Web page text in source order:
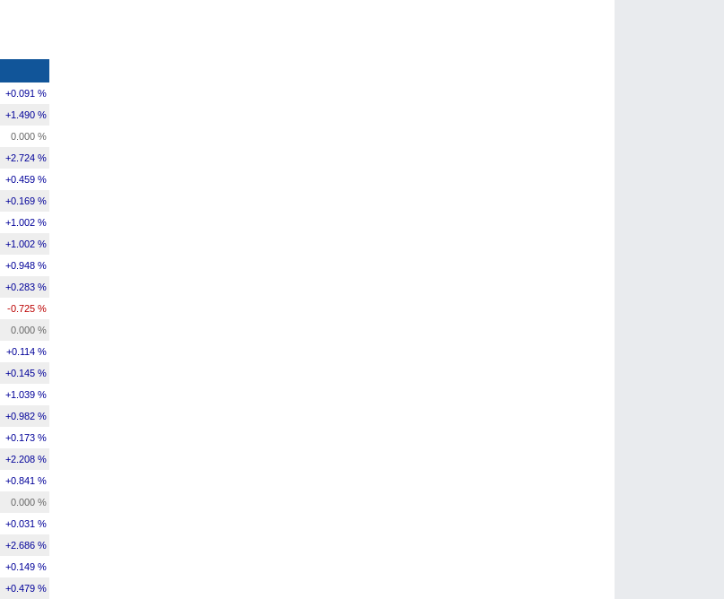
+0.091 %
+1.490 %
0.000 %
+2.724 %
+0.459 %
+0.169 %
+1.002 %
+1.002 %
+0.948 %
+0.283 %
-0.725 %
0.000 %
+0.114 %
+0.145 %
+1.039 %
+0.982 %
+0.173 %
+2.208 %
+0.841 %
0.000 %
+0.031 %
+2.686 %
+0.149 %
+0.479 %